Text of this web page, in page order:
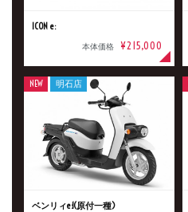
ICON e:
本体価格 ¥215,000
ベンリィe:1(原付一種)
NEW 明石店
新車
タイプ